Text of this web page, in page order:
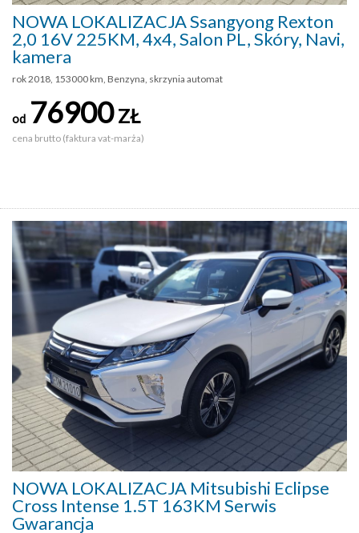
NOWA LOKALIZACJA Ssangyong Rexton
2,0 16V 225KM, 4x4, Salon PL, Skóry, Navi,
kamera
rok 2018, 153000 km, Benzyna, skrzynia automat
od 76900ZŁ
cena brutto (faktura vat-marża)
NOWA LOKALIZACJA Mitsubishi Eclipse
Cross Intense 1.5T 163KM Serwis
Gwarancja